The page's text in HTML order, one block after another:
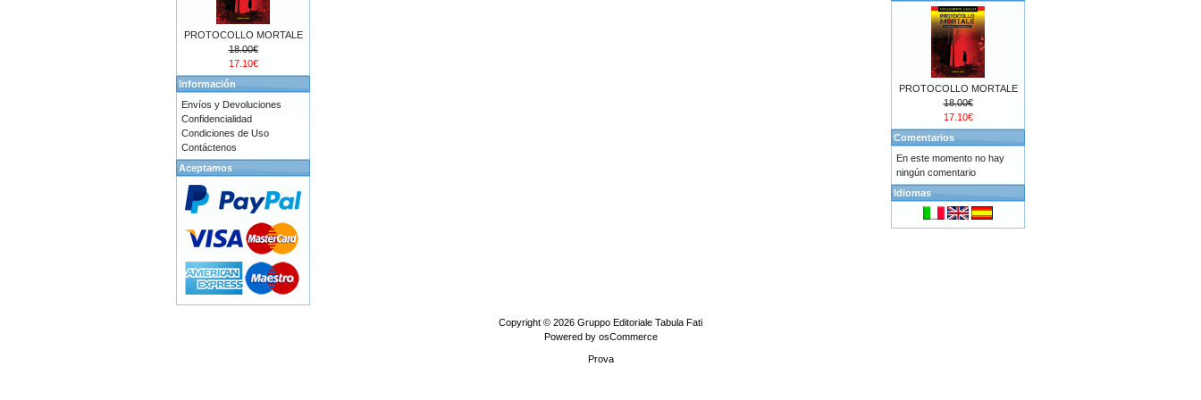
PROTOCOLLO MORTALE
18.00€
17.10€
Información
Envíos y Devoluciones
Confidencialidad
Condiciones de Uso
Contáctenos
Aceptamos
PROTOCOLLO MORTALE
18.00€
17.10€
Comentarios
En este momento no hay
ningún comentario
Idiomas
Copyright © 2026 Gruppo Editoriale Tabula Fati
Powered by osCommerce
Prova